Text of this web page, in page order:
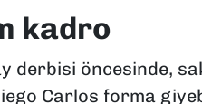
kadro
derbisi öncesinde,
Carlos forma